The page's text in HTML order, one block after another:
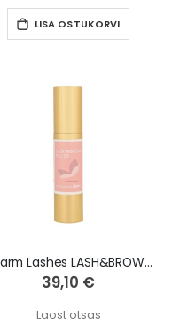
LISA OSTUKORVI
Charm Lashes LASH&BROW FILLER - 30 ml
39,10 €
Laost otsas